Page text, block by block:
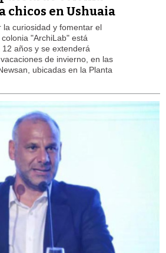
chicos en Ushuaia
curiosidad y fomentar el
"ArchiLab" está
años y se extenderá
de invierno, en las
ubicadas en la Planta